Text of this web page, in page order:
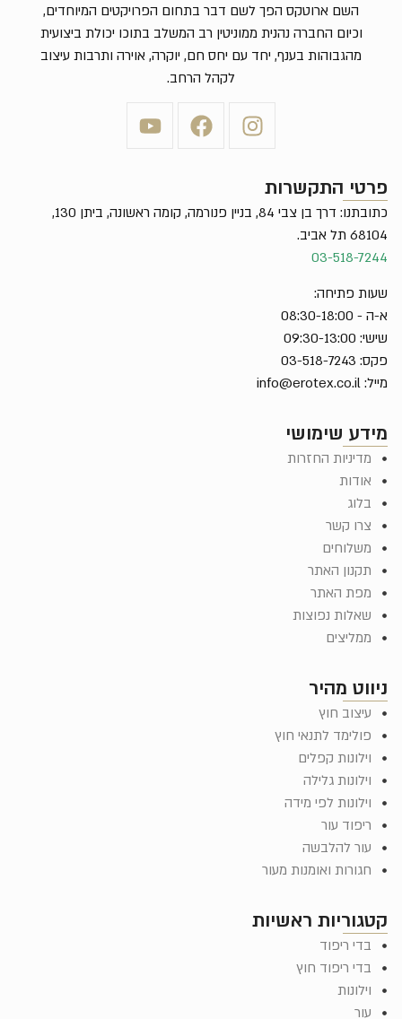
קטגוריות ראשיות
בדי ריפוד
בדי ריפוד חוץ
וילונות
עור
ניווט מהיר
עיצוב חוץ
פולימד לתנאי חוץ
וילונות קפלים
וילונות גלילה
וילונות לפי מידה
ריפוד עור
עור להלבשה
חגורות ואומנות מעור
מידע שימושי
מדיניות החזרות
אודות
בלוג
צרו קשר
משלוחים
תקנון האתר
מפת האתר
שאלות נפוצות
ממליצים
פרטי התקשרות
כתובתנו: דרך בן צבי 84, בניין פנורמה, קומה ראשונה, ביתן 130,
68104 תל אביב.
03-518-7244
שעות פתיחה:
א-ה - 08:30-18:00
שישי: 09:30-13:00
פקס: 03-518-7243
מייל: info@erotex.co.il
השם ארוטקס הפך לשם דבר בתחום הפרויקטים המיוחדים,
וכיום החברה נהנית ממוניטין רב המשלב בתוכו יכולת ביצועית
מהגבוהות בענף, יחד עם יחס חם, יוקרה, אוירה ותרבות עיצוב
לקהל הרחב.